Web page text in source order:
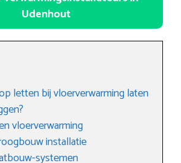
Udenhout
letten bij vloerverwarming laten
vloerverwarming
installatie
systemen